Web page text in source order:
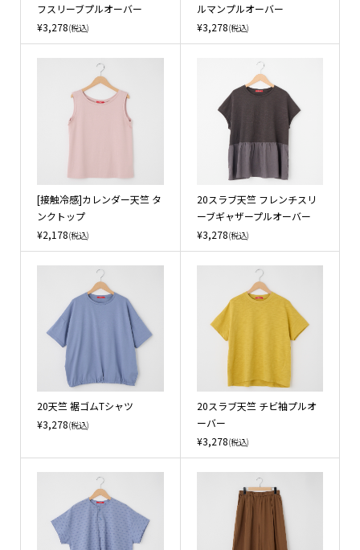
フスリーブプルオーバー
¥3,278(税込)
ルマンプルオーバー
¥3,278(税込)
[接触冷感]カレンダー天竺 タ
ンクトップ
¥2,178(税込)
20スラブ天竺 フレンチスリ
ーブギャザープルオーバー
¥3,278(税込)
20天竺 裾ゴムTシャツ
¥3,278(税込)
20スラブ天竺 チビ袖プルオ
ーバー
¥3,278(税込)